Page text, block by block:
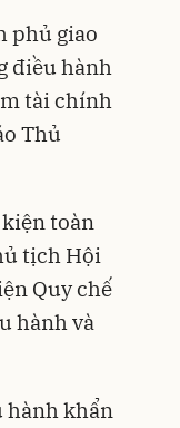
phủ giao
điều hành
tài chính
Thủ
toàn
tịch Hội
Quy chế
hành và
hành khẩn